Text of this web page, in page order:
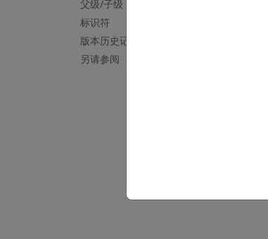
父级/子级
标识符
版本历史记录
另请参阅